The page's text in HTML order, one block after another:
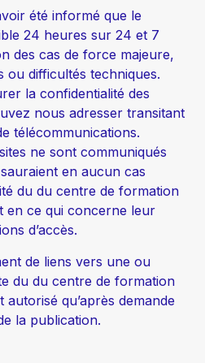
été informé que le
24 heures sur 24 et 7
des cas de force majeure,
ou difficultés techniques.
la confidentialité des
nous adresser transitant
télécommunications.
ne sont communiqués
en aucun cas
du du centre de formation
en ce qui concerne leur
d’accès.
de liens vers une ou
du du centre de formation
autorisé qu’après demande
la publication.